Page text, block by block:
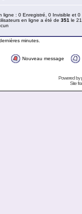
ligne : 0 Enregistré, 0 Invisible et
en ligne a été de 351 le
minutes.
Nouveau message
Powered by
Site